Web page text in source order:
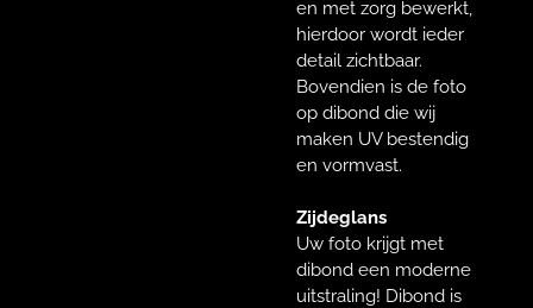
en met zorg bewerkt,
hierdoor wordt ieder
detail zichtbaar.
Bovendien is de foto
op dibond die wij
maken UV bestendig
en vormvast.
Zijdeglans
Uw foto krijgt met
dibond een moderne
uitstraling! Dibond is